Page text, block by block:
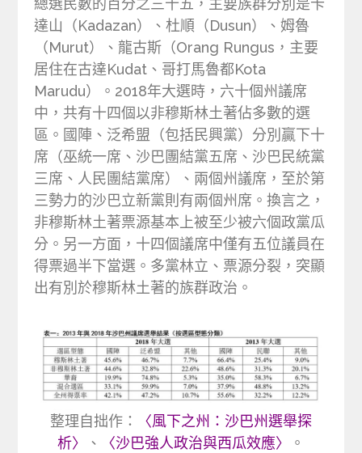
達山（Kadazan）、杜順（Dusun）、姆魯
（Murut）、龍古斯（Orang Rungus，主要
居住在古達Kudat、哥打馬魯都Kota
Marudu）。2018年大選時，六十個州議席
中，共有十四個以非穆斯林土著佔多數的選
區。國陣、泛希盟（包括民興黨）分別贏下十
席（巫統一席、沙巴團結黨五席、沙巴民統黨
三席、人民團結黨席）、兩個州議席，至於第
三勢力的沙巴立新黨則有兩個州席。換言之，
非穆斯林土著票源基本上被至少被六個政黨瓜
分。另一方面，十四個議席中僅有五位議員在
得票過半下當選。多黨林立、票源分裂，突顯
出有別於穆斯林土著的族群政治。
整理自拙作：
〈風下之州：沙巴州選舉探
析〉
、 〈沙巴強人政治與西瓜效應〉 。